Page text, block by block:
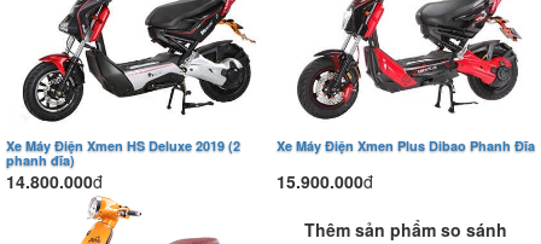
Xe Máy Điện Xmen HS Deluxe 2019 (2
phanh đĩa)
14.800.000đ
Xe Máy Điện Xmen Plus Dibao Phanh Đĩa
15.900.000đ
Thêm sản phẩm so sánh